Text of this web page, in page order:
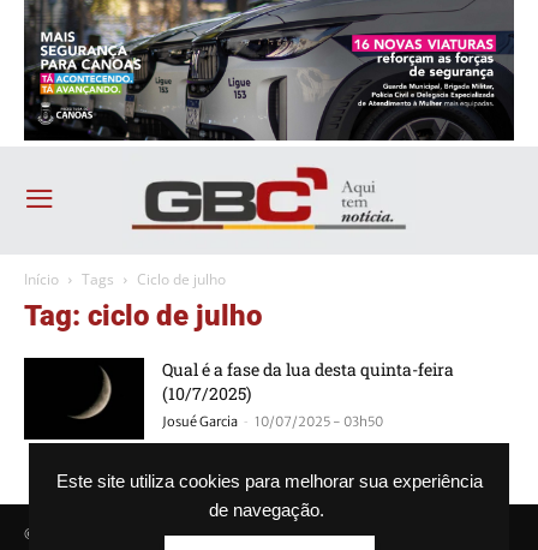
Este site utiliza cookies para melhorar sua experiência
de navegação.
Início Tags Ciclo de julho
Tag: ciclo de julho
Qual é a fase da lua desta quinta-feira
(10/7/2025)
Josué Garcia - 10/07/2025 - 03h50
© Agência GBC. Aqui tem notícia. Todos os direitos reservados.